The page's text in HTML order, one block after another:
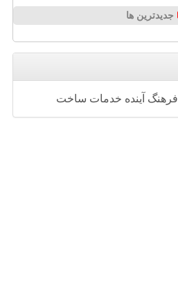
جدیدترین ها
فرهنگ آینده خدمات ساخت